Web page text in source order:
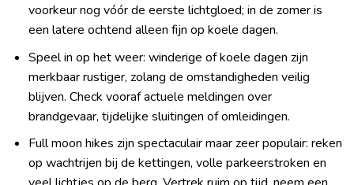
voorkeur nog vóór de eerste lichtgloed; in de zomer is
een latere ochtend alleen fijn op koele dagen.
Speel in op het weer: winderige of koele dagen zijn
merkbaar rustiger, zolang de omstandigheden veilig
blijven. Check vooraf actuele meldingen over
brandgevaar, tijdelijke sluitingen of omleidingen.
Full moon hikes zijn spectaculair maar zeer populair: reken
op wachtrijen bij de kettingen, volle parkeerstroken en